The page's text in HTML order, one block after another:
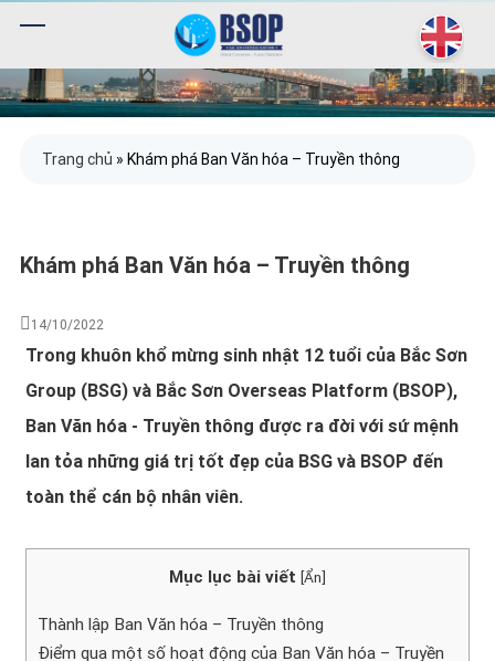
Trang chủ » Khám phá Ban Văn hóa – Truyền thông
Khám phá Ban Văn hóa – Truyền thông
14/10/2022
Trong khuôn khổ mừng sinh nhật 12 tuổi của Bắc Sơn
Group (BSG) và Bắc Sơn Overseas Platform (BSOP),
Ban Văn hóa - Truyền thông được ra đời với sứ mệnh
lan tỏa những giá trị tốt đẹp của BSG và BSOP đến
toàn thể cán bộ nhân viên.
Mục lục bài viết [Ẩn]
Thành lập Ban Văn hóa – Truyền thông
Điểm qua một số hoạt động của Ban Văn hóa – Truyền